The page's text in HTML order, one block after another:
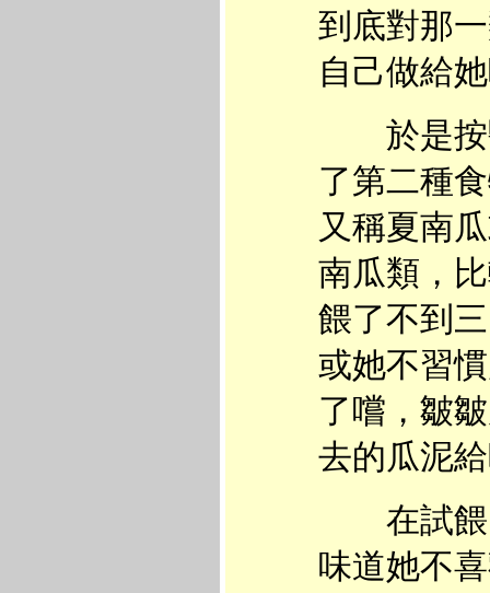
到底對那
自己做給
於是按
了第二種
又稱夏南
南瓜類，
餵了不到
或她不習
了嚐，皺
去的瓜泥
在試餵
味道她不